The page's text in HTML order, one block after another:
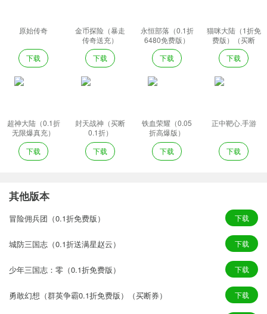
原始传奇
下载
金币探险（暴走
传奇送充）
下载
永恒部落（0.1折
6480免费版）
下载
猫咪大陆（1折免
费版）（买断
券）
下载
超神大陆（0.1折
无限爆真充）
下载
封天战神（买断
0.1折）
下载
铁血荣耀（0.05
折高爆版）
下载
正中靶心.手游
下载
其他版本
冒险佣兵团（0.1折免费版） 下载
城防三国志（0.1折送满星赵云） 下载
少年三国志：零（0.1折免费版） 下载
勇敢幻想（群英争霸0.1折免费版）（买断券） 下载